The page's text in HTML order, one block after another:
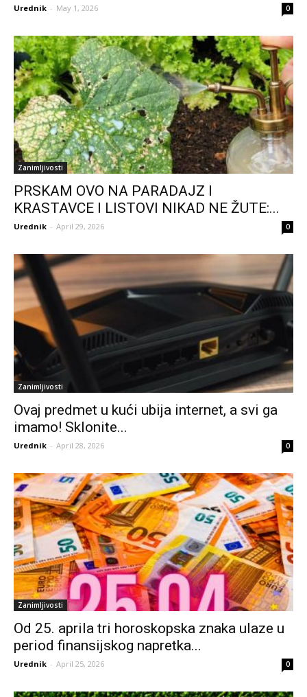
Urednik - May 1, 2026 0
Zanimljivosti
PRSKAM OVO NA PARADAJZ I
KRASTAVCE I LISTOVI NIKAD NE ŽUTE:...
Urednik - April 29, 2026 0
Zanimljivosti
Ovaj predmet u kući ubija internet, a svi ga
imamo! Sklonite...
Urednik - April 28, 2026 0
Zanimljivosti
Od 25. aprila tri horoskopska znaka ulaze u
period finansijskog napretka...
Urednik - April 25, 2026 0